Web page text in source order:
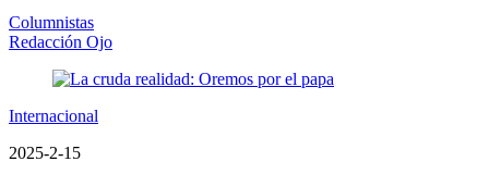
Columnistas
Redacción Ojo
Internacional
2025-2-15